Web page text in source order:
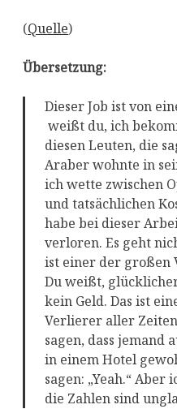
(Quelle)
Übersetzung:
Dieser Job ist von
weißt du, ich
diesen Leuten, die
Araber wohnte in
ich wette zwischen
und tatsächlichen
habe bei dieser
verloren. Es geht
ist einer der großen
Du weißt,
kein Geld. Das ist
Verlierer aller
sagen, dass jemand
in einem Hotel
sagen: „Yeah.“
die Zahlen sind